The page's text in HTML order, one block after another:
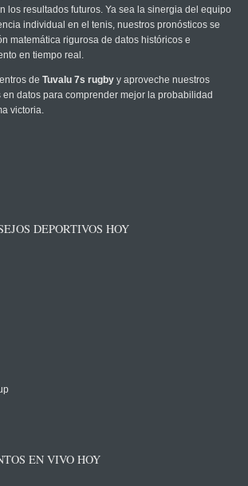
los resultados futuros. Ya sea la sinergia del equipo
individual en el tenis, nuestros pronósticos se
matemática rigurosa de datos históricos e
en tiempo real.
de Tuvalu 7s rugbyy aproveche nuestros
datos para comprender mejor la probabilidad
victoria.
DEPORTIVOS HOY
EN VIVO HOY